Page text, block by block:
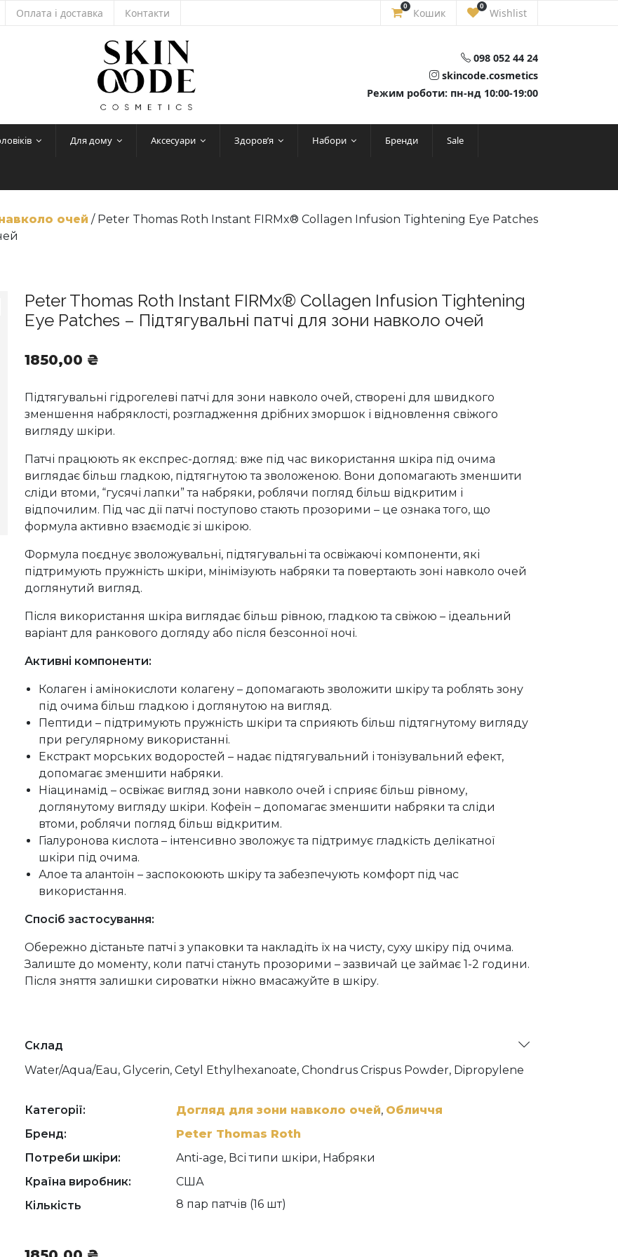
Оплата і доставка Контакти
0
Кошик
0
Wishlist
098 052 44 24
skincode.cosmetics
Режим роботи: пн-нд 10:00-19:00
Для дому Аксесуари Здоров’я Набори Бренди Sale
очей / Peter Thomas Roth Instant FIRMx® Collagen Infusion Tightening Eye Patches
Peter Thomas Roth Instant FIRMx® Collagen Infusion Tightening
Eye Patches – Підтягувальні патчі для зони навколо очей
1850,00 ₴
Підтягувальні гідрогелеві патчі для зони навколо очей, створені для швидкого
зменшення набряклості, розгладження дрібних зморшок і відновлення свіжого
вигляду шкіри.
Патчі працюють як експрес-догляд: вже під час використання шкіра під очима
виглядає більш гладкою, підтягнутою та зволоженою. Вони допомагають зменшити
сліди втоми, “гусячі лапки” та набряки, роблячи погляд більш відкритим і
відпочилим. Під час дії патчі поступово стають прозорими – це ознака того, що
формула активно взаємодіє зі шкірою.
Формула поєднує зволожувальні, підтягувальні та освіжаючі компоненти, які
підтримують пружність шкіри, мінімізують набряки та повертають зоні навколо очей
доглянутий вигляд.
Після використання шкіра виглядає більш рівною, гладкою та свіжою – ідеальний
варіант для ранкового догляду або після безсонної ночі.
Активні компоненти:
Колаген і амінокислоти колагену – допомагають зволожити шкіру та роблять зону
під очима більш гладкою і доглянутою на вигляд.
Пептиди – підтримують пружність шкіри та сприяють більш підтягнутому вигляду
при регулярному використанні.
Екстракт морських водоростей – надає підтягувальний і тонізувальний ефект,
допомагає зменшити набряки.
Ніацинамід – освіжає вигляд зони навколо очей і сприяє більш рівному,
доглянутому вигляду шкіри. Кофеїн – допомагає зменшити набряки та сліди
втоми, роблячи погляд більш відкритим.
Гіалуронова кислота – інтенсивно зволожує та підтримує гладкість делікатної
шкіри під очима.
Алое та алантоїн – заспокоюють шкіру та забезпечують комфорт під час
використання.
Спосіб застосування:
Обережно дістаньте патчі з упаковки та накладіть їх на чисту, суху шкіру під очима.
Залиште до моменту, коли патчі стануть прозорими – зазвичай це займає 1-2 години.
Після зняття залишки сироватки ніжно вмасажуйте в шкіру.
Склад
Water/Aqua/Eau, Glycerin, Cetyl Ethylhexanoate, Chondrus Crispus Powder, Dipropylene
1, Copper Tripeptide-1, Caffeine, Niacinamide, Adenosine, Allantoin, Aloe Barbadensis Leaf
(Castor) Seed Oil, Citric Acid, Ceratonia Siliqua (Carob) Gum, Chondrus Crispus Extract,
Xanthan Gum, Chlorphenesin, Potassium Chloride, Dextrin, Sodium Phytate, Butylene
Glycol, Polyglyceryl-10 Laurate, Potassium Sorbate, 1,2-Hexanediol, Ethylhexylglycerin,
PEG-60 Hydrogenated Castor Oil, Mica, Phenoxyethanol
Категорії: Догляд для зони навколо очей, Обличчя
Бренд:
Peter Thomas Roth
Потреби шкіри:
Anti-age, Всі типи шкіри, Набряки
Країна виробник:
США
Кількість
8 пар патчів (16 шт)